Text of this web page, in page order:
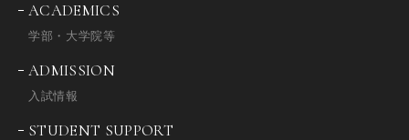
ACADEMICS
学部・大学院等
ADMISSION
入試情報
STUDENT SUPPORT